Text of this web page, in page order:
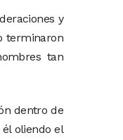
y
terminaron
tan
dentro de
oliendo el